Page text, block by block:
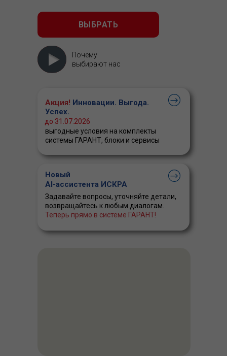
ВЫБРАТЬ
Почему
выбирают нас
Акция! Инновации. Выгода.
Успех.
выгодные условия на комплекты
системы ГАРАНТ, блоки и сервисы
до 31.07.2026
Новый
AI-ассистента ИСКРА
Задавайте вопросы, уточняйте детали,
возвращайтесь к любым диалогам.
Теперь прямо в системе ГАРАНТ!